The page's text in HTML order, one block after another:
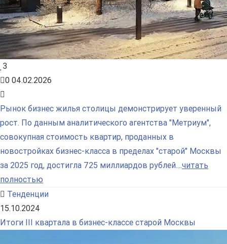
3
0 04.02.2026
Рынок бизнес жилья столицы демонстрирует уверенный
рост. По данным аналитического агентства "Метриум",
совокупная стоимость квартир, проданных в
новостройках бизнес-класса в пределах "старой" Москвы
за 2025 год, достигла 725 миллиардов рублей....читать
полностью
Тенденции
15.10.2024
Итоги III квартала в бизнес-классе старой Москвы